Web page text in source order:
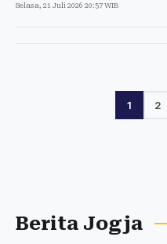
Selasa, 21 Juli 2026 20:57 WIB
1 2
Berita Jogja